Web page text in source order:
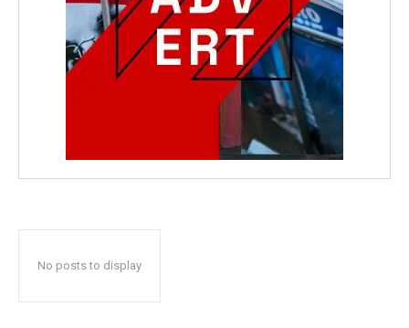
No posts to display